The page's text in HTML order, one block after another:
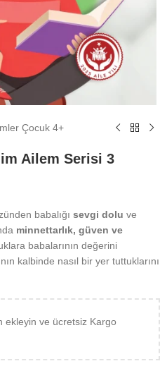
Çocuk 4+
Ailem Serisi 3
babalığı sevgi dolu ve
minnettarlık, güven ve
babalarının değerini
kalbinde nasıl bir yer tuttuklarını
ekleyin ve ücretsiz Kargo